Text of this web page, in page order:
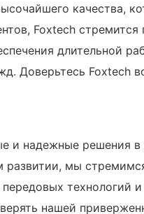
качества,
Foxtech стремится
длительной
Доверьтесь Foxtech
надежные решения в
мы
технологий
нашей